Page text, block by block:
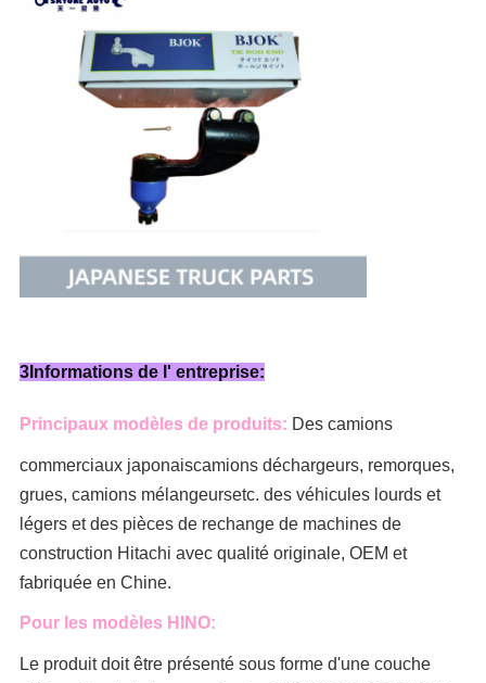
3Informations de l' entreprise:
Principaux modèles de produits: Des camions
commerciaux japonaiscamions déchargeurs, remorques,
grues, camions mélangeursetc. des véhicules lourds et
légers et des pièces de rechange de machines de
construction Hitachi avec qualité originale, OEM et
fabriquée en Chine.
Pour les modèles HINO:
Le produit doit être présenté sous forme d'une couche